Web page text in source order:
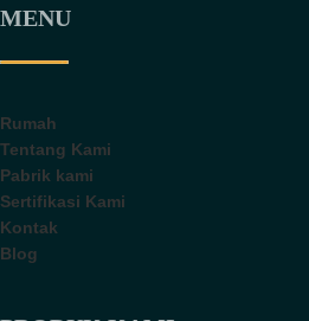
MENU
Rumah
Tentang Kami
Pabrik kami
Sertifikasi Kami
Kontak
Blog